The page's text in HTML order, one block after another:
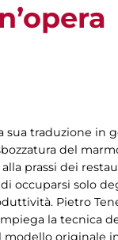
sua traduzione in
del
prassi dei
occuparsi solo
Pietro
la tecnica
modello originale